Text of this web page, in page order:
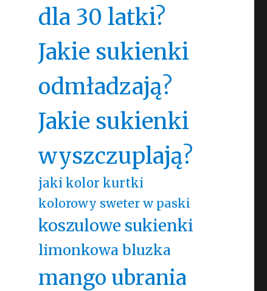
dla 30 latki?
Jakie sukienki
odmładzają?
Jakie sukienki
wyszczuplają?
jaki kolor kurtki
kolorowy sweter w paski
koszulowe sukienki
limonkowa bluzka
mango ubrania